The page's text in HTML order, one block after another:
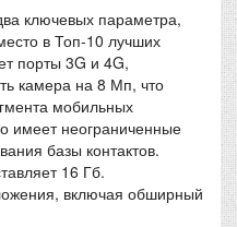
ключевых параметра,
в Топ-10 лучших
порты 3G и 4G,
камера на 8 Мп, что
мобильных
имеет неограниченные
базы контактов.
16 Гб.
включая обширный